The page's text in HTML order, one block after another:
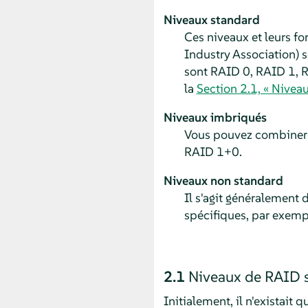
Niveaux standard
Ces niveaux et leurs
Industry Association)
sont RAID 0, RAID 1,
la Section 2.1, «
Niveaux imbriqués
Vous pouvez
RAID 1+0.
Niveaux non standard
Il s'agit généralement
spécifiques, par
2.1 Niveaux de RAID
Initialement, il n'existait